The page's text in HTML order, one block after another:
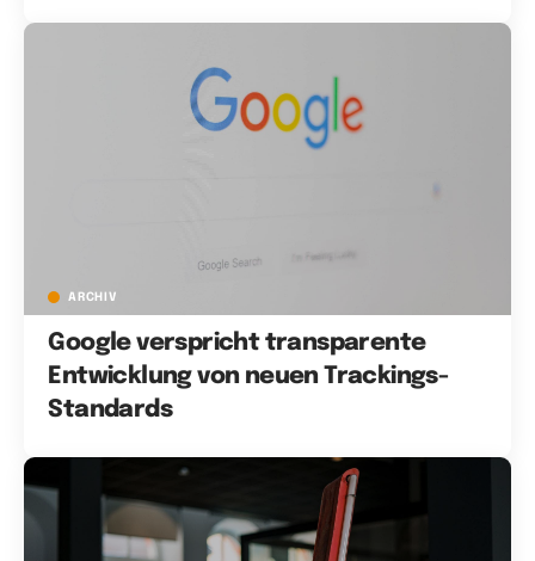
ARCHIV
Google verspricht transparente
Entwicklung von neuen Trackings-
Standards